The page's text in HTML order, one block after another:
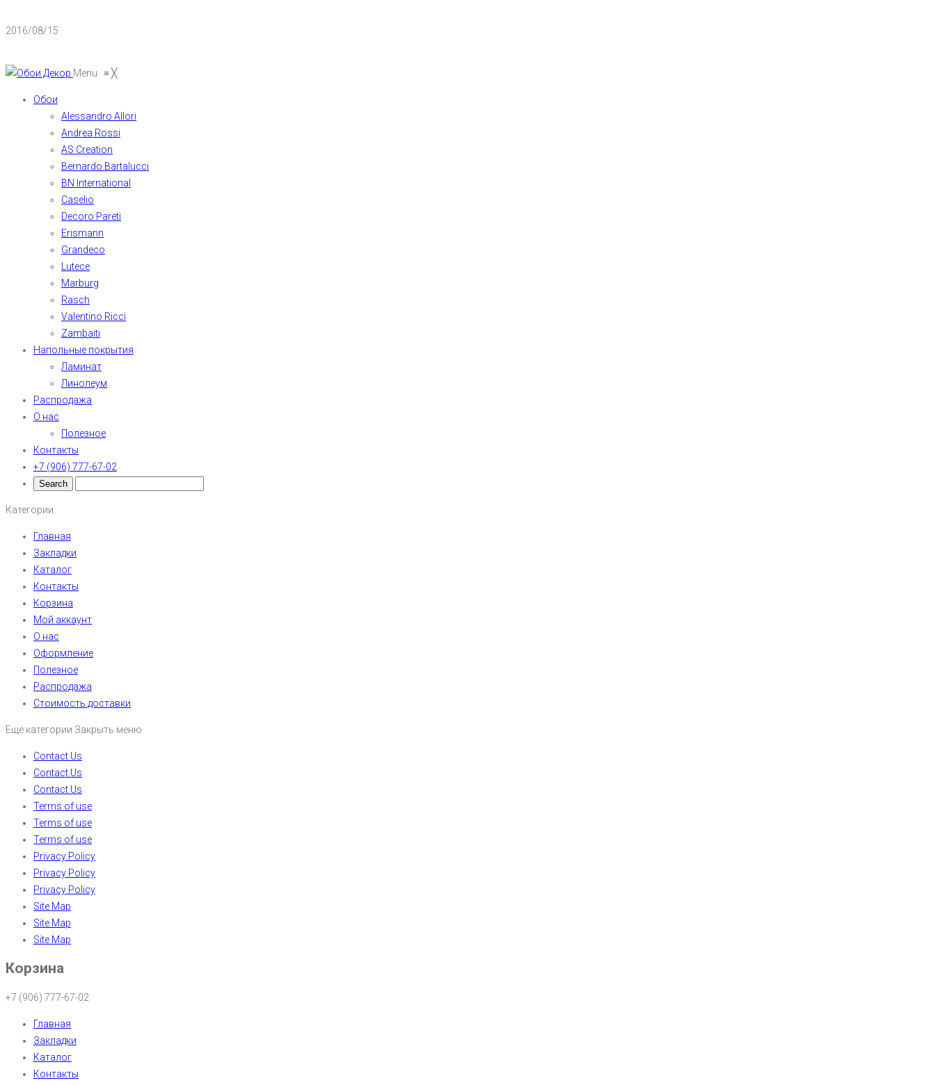
2016/08/15
Menu ≡╳
Обои
Alessandro Allori
Andrea Rossi
AS Creation
Bernardo Bartalucci
BN International
Caselio
Decoro Pareti
Erismann
Grandeco
Lutece
Marburg
Rasch
Valentino Ricci
Zambaiti
Напольные покрытия
Ламинат
Линолеум
Распродажа
О нас
Полезное
Контакты
+7 (906) 777-67-02
Категории
Главная
Закладки
Каталог
Контакты
Корзина
Мой аккаунт
О нас
Оформление
Полезное
Распродажа
Стоимость доставки
Еще категории Закрыть меню
Contact Us
Contact Us
Contact Us
Terms of use
Terms of use
Terms of use
Privacy Policy
Privacy Policy
Privacy Policy
Site Map
Site Map
Site Map
Корзина
+7 (906) 777-67-02
Главная
Закладки
Каталог
Контакты